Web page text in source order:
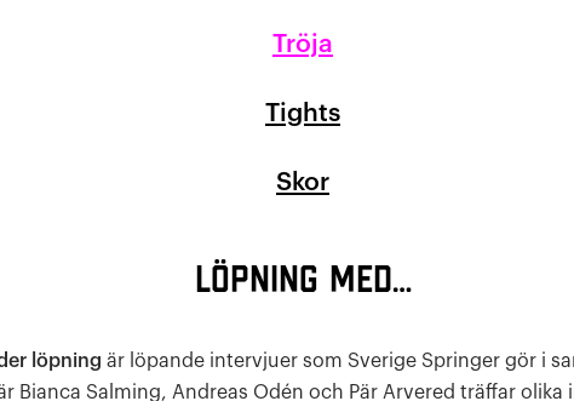
Tröja
Tights
Skor
Löpning med…
löpning är löpande intervjuer som Sverige Springer gör i
Bianca Salming, Andreas Odén och Pär Arvered träffar olika